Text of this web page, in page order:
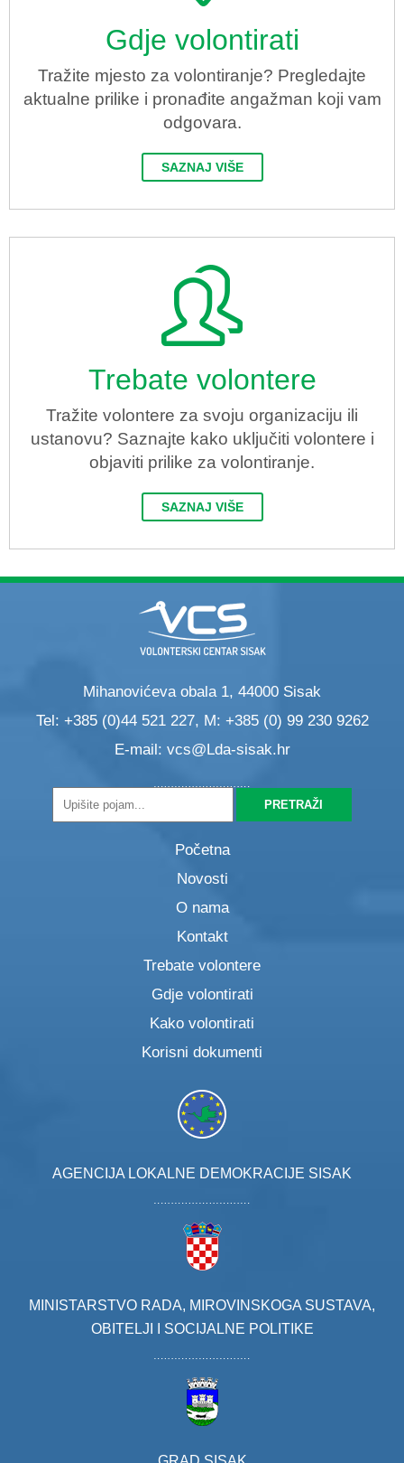
Gdje volontirati
Tražite mjesto za volontiranje? Pregledajte
aktualne prilike i pronađite angažman koji vam
odgovara.
SAZNAJ VIŠE
Trebate volontere
Tražite volontere za svoju organizaciju ili
ustanovu? Saznajte kako uključiti volontere i
objaviti prilike za volontiranje.
SAZNAJ VIŠE
Mihanovićeva obala 1, 44000 Sisak
Tel: +385 (0)44 521 227, M: +385 (0) 99 230 9262
E-mail: vcs@Lda-sisak.hr
Početna
Novosti
O nama
Kontakt
Trebate volontere
Gdje volontirati
Kako volontirati
Korisni dokumenti
AGENCIJA LOKALNE DEMOKRACIJE SISAK
MINISTARSTVO RADA, MIROVINSKOGA SUSTAVA,
OBITELJI I SOCIJALNE POLITIKE